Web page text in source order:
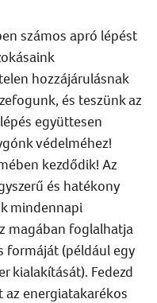
számos apró lépést
hozzájárulásnak
és teszünk az
együttesen
védelméhez!
kezdődik! Az
és hatékony
mindennapi
magában foglalhatja
formáját (például egy
kialakítását). Fedezd
azenergiatakarékos